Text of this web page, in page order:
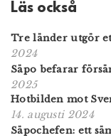
Läs också
Tre länder utgör
2024
Säpo befarar
2025
Hotbilden mot
14. augusti 2024
Säpochefen: ett